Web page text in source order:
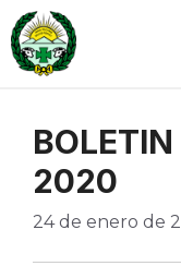
Saltar
al
contenido
BOLETIN
2020
24 de enero de